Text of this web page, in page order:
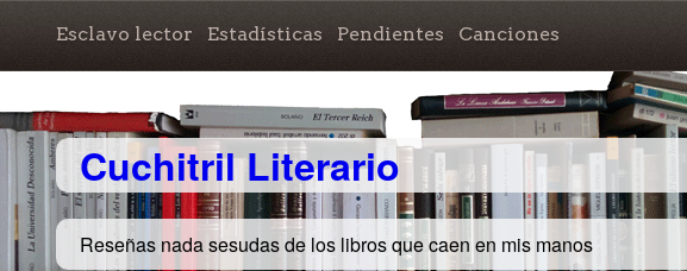
Esclavo lector Estadísticas Pendientes Canciones
Cuchitril Literario
Reseñas nada sesudas de los libros que caen en mis manos